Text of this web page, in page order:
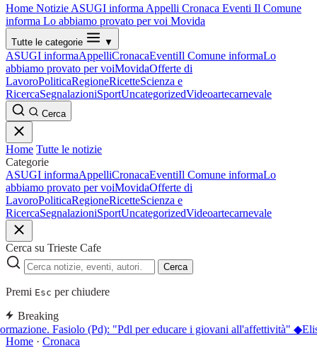
Home Notizie ASUGI informa Appelli Cronaca Eventi Il Comune
informa Lo abbiamo provato per voi Movida
Tutte le categorie ▼
ASUGI informaAppelliCronacaEventiIl Comune informaLo
abbiamo provato per voiMovidaOfferte di
LavoroPoliticaRegioneRicetteScienza e
RicercaSegnalazioniSportUncategorizedVideoartecarnevale
Cerca
Home Tutte le notizie
Categorie
ASUGI informaAppelliCronacaEventiIl Comune informaLo
abbiamo provato per voiMovidaOfferte di
LavoroPoliticaRegioneRicetteScienza e
RicercaSegnalazioniSportUncategorizedVideoartecarnevale
Cerca su Trieste Cafe
Cerca
Premi Esc per chiudere
Breaking
Fasiolo (Pd): "Pdl per educare i giovani all'affettività" ◆
Home · Cronaca